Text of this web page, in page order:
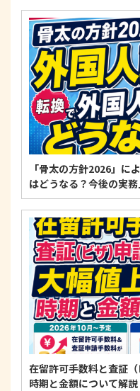
「骨太の方針2026」に
はどうなる？今後の実
在留許可手数料と査証
時期と金額について解説